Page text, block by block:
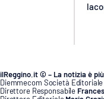
ilReggino.it © – La notizia è
Diemmecom Società Editoriale
Direttore Responsabile